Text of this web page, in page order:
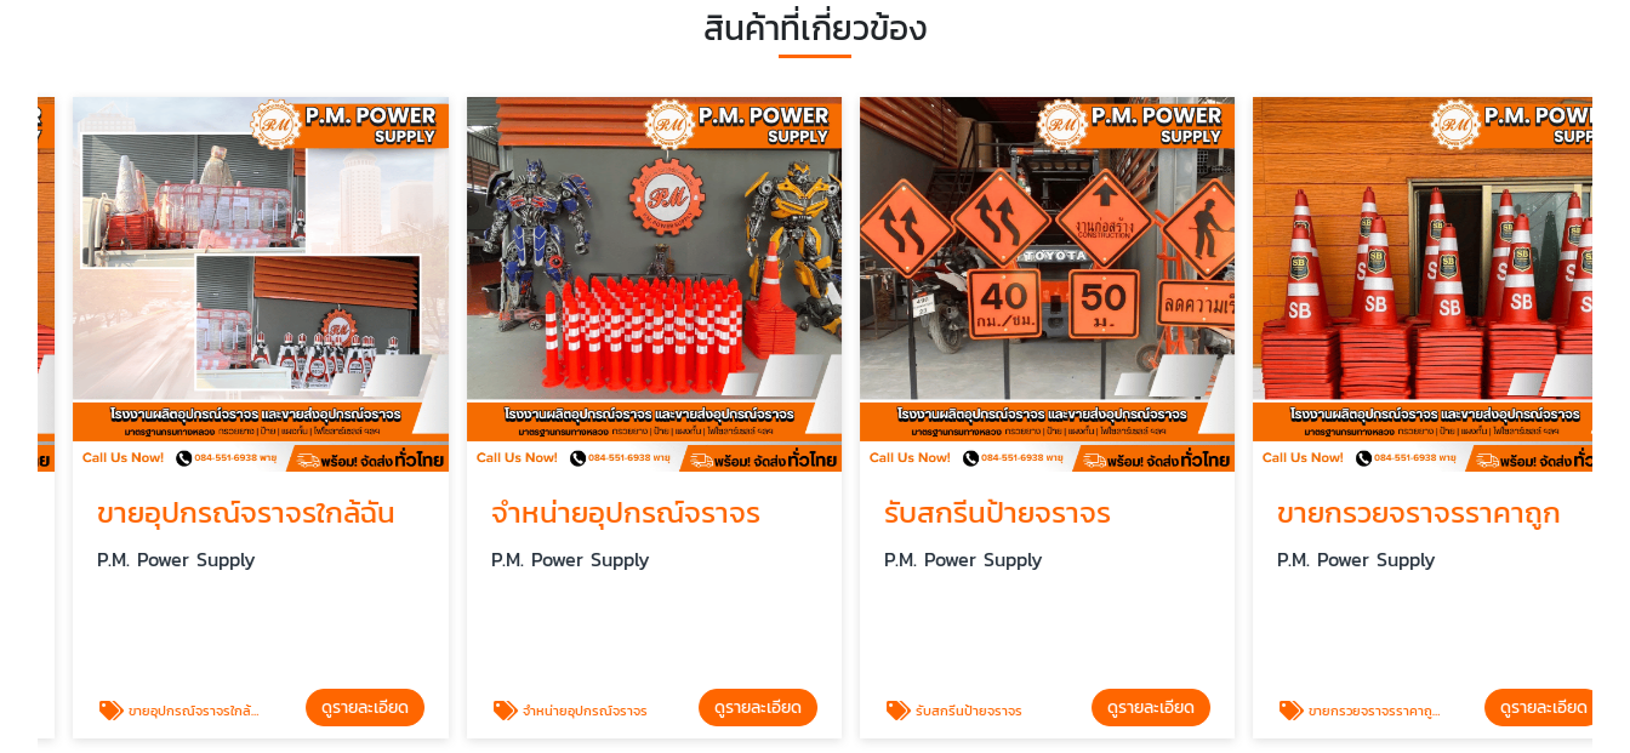
สินค้าที่เกี่ยวข้อง
ขายอุปกรณ์จราจรใกล้ฉัน
P.M. Power Supply
ขายอุปกรณ์จราจรใกล้ฉัน ดูรายละเอียด
จำหน่ายอุปกรณ์จราจร
P.M. Power Supply
จำหน่ายอุปกรณ์จราจร ดูรายละเอียด
รับสกรีนป้ายจราจร
P.M. Power Supply
รับสกรีนป้ายจราจร ดูรายละเอียด
ขายกรวยจราจรราคาถูก
P.M. Power Supply
ขายกรวยจราจรราคาถูก ดูรายละเอียด